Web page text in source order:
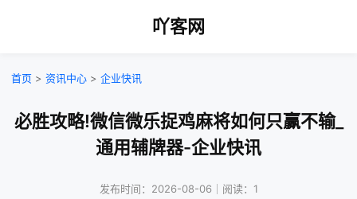
吖客网
首页 > 资讯中心 > 企业快讯
必胜攻略!微信微乐捉鸡麻将如何只赢不输_
通用辅牌器-企业快讯
发布时间：2026-08-06｜阅读：1